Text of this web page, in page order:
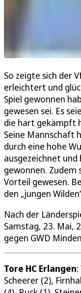
So zeigte sich der
erleichtert und
Spiel gewonnen
gewesen sei. Es
die hart gekämpft
Seine Mannschaft
durch eine hohe
ausgezeichnet
gewonnen. Zudem
Vorteil gewesen.
den „jungen
Nach der
Samstag, 23. Mai,
gegen GWD
Tore HC Erlangen
Scheerer (2),